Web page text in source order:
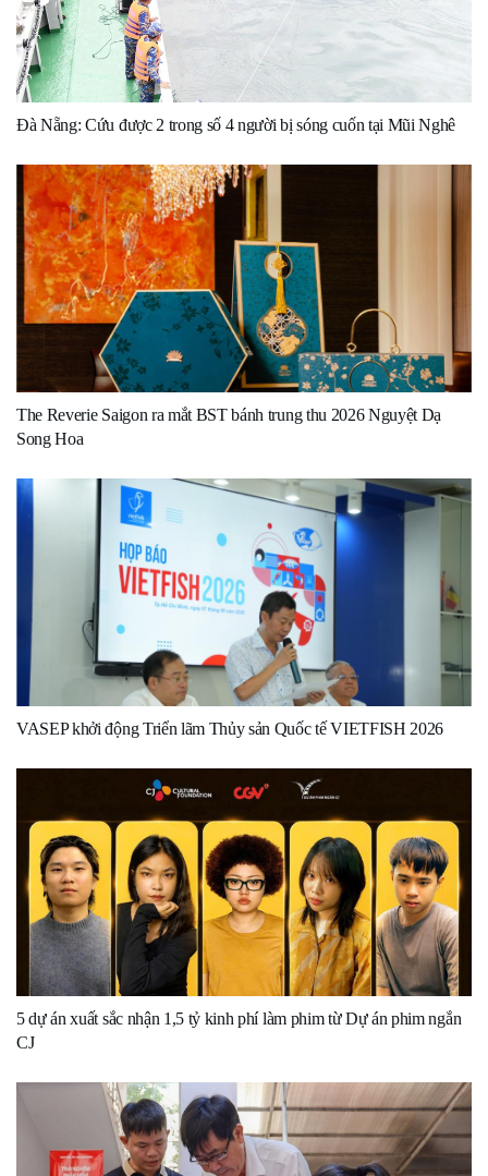
Đà Nẵng: Cứu được 2 trong số 4 người bị sóng cuốn tại Mũi Nghê
The Reverie Saigon ra mắt BST bánh trung thu 2026 Nguyệt Dạ
Song Hoa
VASEP khởi động Triển lãm Thủy sản Quốc tế VIETFISH 2026
5 dự án xuất sắc nhận 1,5 tỷ kinh phí làm phim từ Dự án phim ngắn
CJ